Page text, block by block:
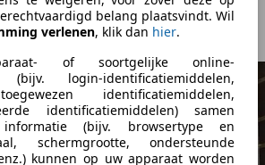
belang plaatsvindt. Wil
verlenen, klik dan hier.
of soortgelijke online-
(bijv. login-identificatiemiddelen,
identificatiemiddelen,
identificatiemiddelen) samen
(bijv. browsertype en
schermgrootte, ondersteunde
kunnen op uw apparaat worden
Ze hebben 30 minuten nodig om
Om zich te onderscheiden van zijn
de 95 pk aandrijflijn niet over